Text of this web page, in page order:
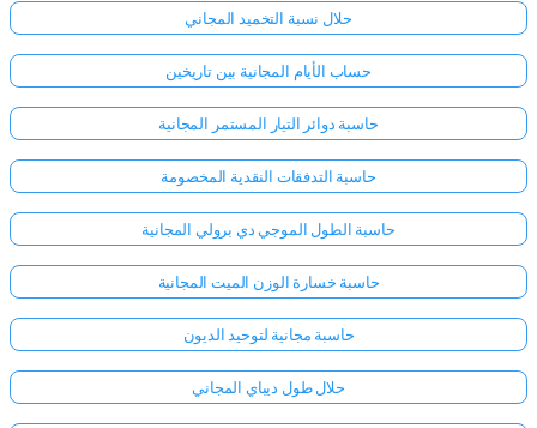
حلال نسبة التخميد المجاني
حساب الأيام المجانية بين تاريخين
حاسبة دوائر التيار المستمر المجانية
حاسبة التدفقات النقدية المخصومة
حاسبة الطول الموجي دي برولي المجانية
حاسبة خسارة الوزن الميت المجانية
حاسبة مجانية لتوحيد الديون
حلال طول ديباي المجاني